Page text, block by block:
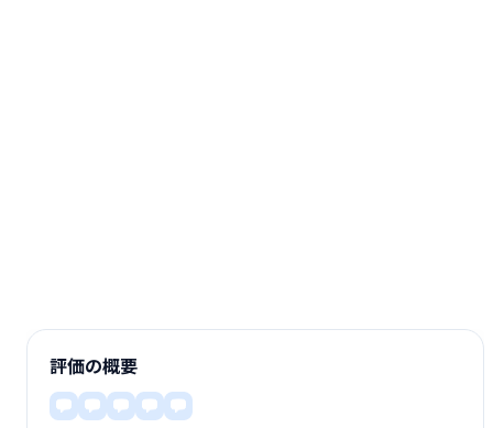
評価の概要